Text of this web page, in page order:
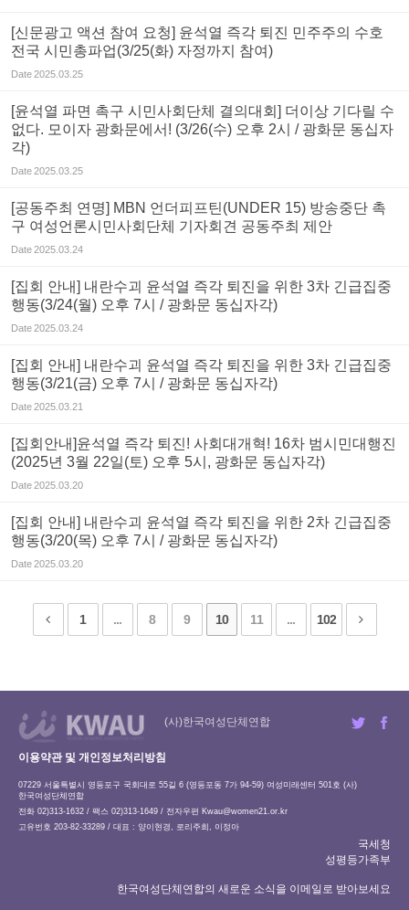
[신문광고 액션 참여 요청] 윤석열 즉각 퇴진 민주주의 수호
전국 시민총파업(3/25(화) 자정까지 참여)
Date2025.03.25
[윤석열 파면 촉구 시민사회단체 결의대회] 더이상 기다릴 수
없다. 모이자 광화문에서! (3/26(수) 오후 2시 / 광화문 동십자
각)
Date2025.03.25
[공동주최 연명] MBN 언더피프틴(UNDER 15) 방송중단 촉
구 여성언론시민사회단체 기자회견 공동주최 제안
Date2025.03.24
[집회 안내] 내란수괴 윤석열 즉각 퇴진을 위한 3차 긴급집중
행동(3/24(월) 오후 7시 / 광화문 동십자각)
Date2025.03.24
[집회 안내] 내란수괴 윤석열 즉각 퇴진을 위한 3차 긴급집중
행동(3/21(금) 오후 7시 / 광화문 동십자각)
Date2025.03.21
[집회안내]윤석열 즉각 퇴진! 사회대개혁! 16차 범시민대행진
(2025년 3월 22일(토) 오후 5시, 광화문 동십자각)
Date2025.03.20
[집회 안내] 내란수괴 윤석열 즉각 퇴진을 위한 2차 긴급집중
행동(3/20(목) 오후 7시 / 광화문 동십자각)
Date2025.03.20
1 ... 8 9 10 11 ... 102
(사)한국여성단체연합
이용약관 및 개인정보처리방침
07229 서울특별시 영등포구 국회대로 55길 6 (영등포동 7가 94-59) 여성미래센터 501호 (사)
한국여성단체연합
전화 02)313-1632 / 팩스 02)313-1649 / 전자우편 Kwau@women21.or.kr
고유번호 203-82-33289 / 대표 : 양이현경, 로리주희, 이정아
국세청
성평등가족부
한국여성단체연합의 새로운 소식을 이메일로 받아보세요